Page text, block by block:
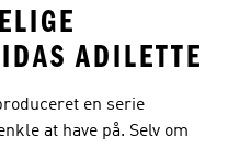
ADILETTE
en serie
at have på. Selv om